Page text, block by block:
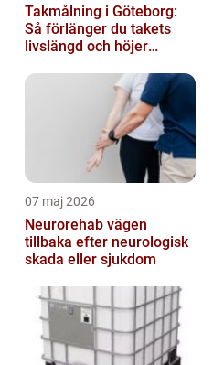
Takmålning i Göteborg:
Så förlänger du takets
livslängd och höjer
07 maj 2026
Neurorehab vägen
tillbaka efter neurologisk
skada eller sjukdom